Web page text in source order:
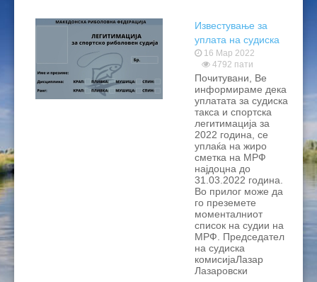
Известување за
уплата на судиска
такса за 2022 и
список на судии
16 Мар 2022
4792 пати
Почитувани, Ве
информираме дека
уплатата за судиска
такса и спортска
легитимација за
2022 година, се
уплаќа на жиро
сметка на МРФ
најдоцна до
31.03.2022 година.
Во прилог може да
го преземете
моменталниот
список на судии на
МРФ. Председател
на судиска
комисијаЛазар
Лазаровски